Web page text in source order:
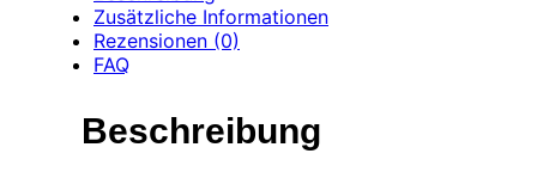
Zusätzliche Informationen
Rezensionen (0)
FAQ
Beschreibung